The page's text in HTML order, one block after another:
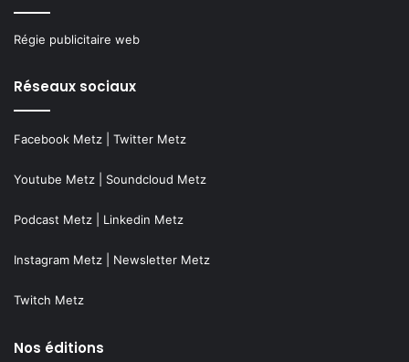
Régie publicitaire web
Réseaux sociaux
Facebook Metz Twitter Metz
Youtube Metz Soundcloud Metz
Podcast Metz Linkedin Metz
Instagram Metz Newsletter Metz
Twitch Metz
Nos éditions